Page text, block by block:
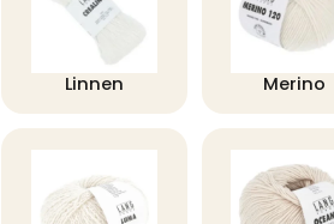
Linnen Merino